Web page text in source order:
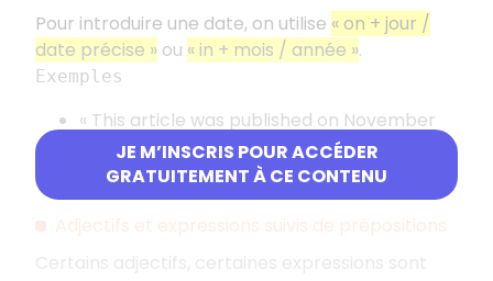
JE M’INSCRIS POUR ACCÉDER
GRATUITEMENT À CE CONTENU
Pour introduire une date, on utilise « on + jour /
date précise » ou « in + mois / année ».
Exemples
« This article was published on November
« This photograph was taken in 2010 »
Adjectifs et expressions suivis de prépositions